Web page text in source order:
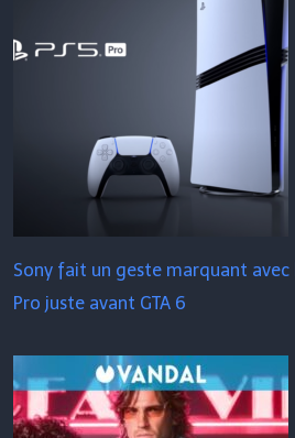
Sony fait un geste marquant avec
Pro juste avant GTA 6